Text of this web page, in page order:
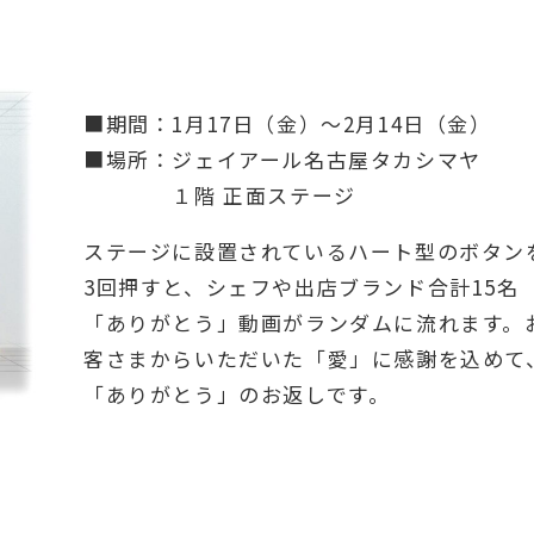
■期間：1月17日（金）～2月14日（金）
■場所：ジェイアール名古屋タカシマヤ
１階 正面ステージ
ステージに設置されているハート型のボタン
3回押すと、シェフや出店ブランド合計15名
「ありがとう」動画がランダムに流れます。
客さまからいただいた「愛」に感謝を込めて、
「ありがとう」のお返しです。